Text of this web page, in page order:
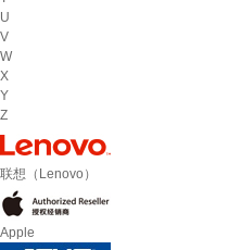
U
V
W
X
Y
Z
联想（Lenovo）
Apple